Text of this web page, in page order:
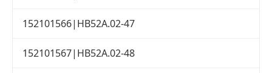
152101566|HB52A.02-47
152101567|HB52A.02-48